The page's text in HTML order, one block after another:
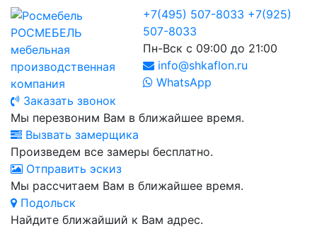
РОСМЕБЕЛЬ
мебельная
производственная
компания
+7(495) 507-8033 +7(925)
507-8033
Пн-Вск с 09:00 до 21:00
info@shkaflon.ru
WhatsApp
Заказать звонок
Мы перезвоним Вам в ближайшее время.
Вызвать замерщика
Произведем все замеры бесплатно.
Отправить эскиз
Мы рассчитаем Вам в ближайшее время.
Подольск
Найдите ближайший к Вам адрес.